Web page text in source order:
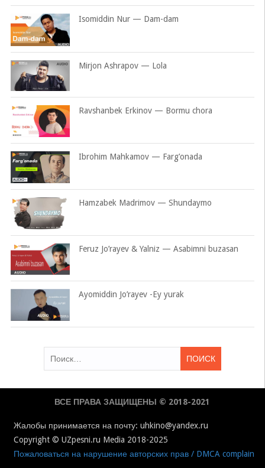
Isomiddin Nur — Dam-dam
Mirjon Ashrapov — Lola
Ravshanbek Erkinov — Bormu chora
Ibrohim Mahkamov — Farg’onada
Hamzabek Madrimov — Shundaymo
Feruz Jo’rayev & Yalniz — Asabimni buzasan
Ayomiddin Jo’rayev -Ey yurak
ВСЕ ПРАВА ЗАЩИЩЕНЫ © 2018-2021
Жалобы принимается на почту: uhkino@yandex.ru
Copyright © UZpesni.ru Media 2018-2025
Пожаловаться на нарушение авторских прав / DMCA complain